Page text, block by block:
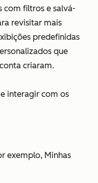
com filtros e salvá-
revisitar mais
predefinidas
que
criaram.
interagir com os
exemplo, Minhas